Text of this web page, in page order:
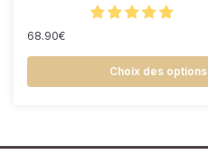
68.90€
Choix des options